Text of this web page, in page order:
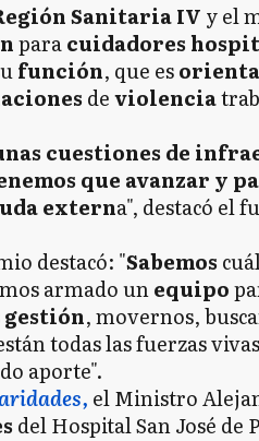
Sanitaria IV y el
paracuidadores
función, que es
deviolencia
cuestiones de
que avanzar y
externa", destacó el
destacó: "Sabemos
armado unequipo
gestión, movernos,
todas las fuerzas
aporte".
el Ministro
del Hospital San José de